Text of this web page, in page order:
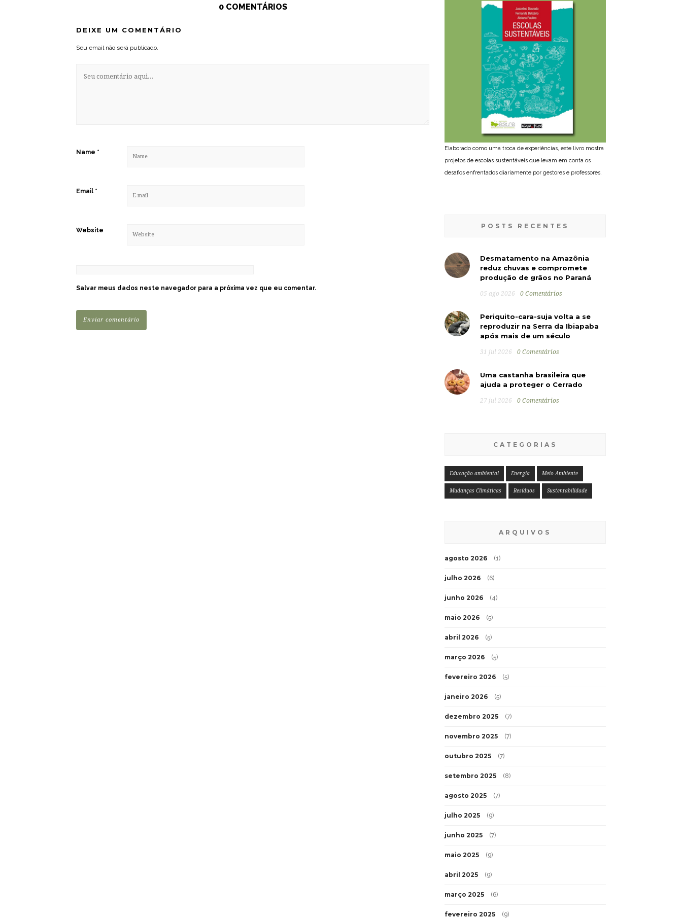
0 COMENTÁRIOS
DEIXE UM COMENTÁRIO
Seu email não será publicado.
Name *
Email *
Website
Salvar meus dados neste navegador para a próxima vez que eu comentar.
Elaborado como uma troca de experiências, este livro mostra
projetos de escolas sustentáveis que levam em conta os
desafios enfrentados diariamente por gestores e professores.
POSTS RECENTES
Desmatamento na Amazônia
reduz chuvas e compromete
produção de grãos no Paraná
05 ago 2026 0 Comentários
Periquito-cara-suja volta a se
reproduzir na Serra da Ibiapaba
após mais de um século
31 jul 2026 0 Comentários
Uma castanha brasileira que
ajuda a proteger o Cerrado
27 jul 2026 0 Comentários
CATEGORIAS
Educação ambiental Energia Meio Ambiente
Mudanças Climáticas Resíduos Sustentabilidade
ARQUIVOS
agosto 2026 (1)
julho 2026 (6)
junho 2026 (4)
maio 2026 (5)
abril 2026 (5)
março 2026 (5)
fevereiro 2026 (5)
janeiro 2026 (5)
dezembro 2025 (7)
novembro 2025 (7)
outubro 2025 (7)
setembro 2025 (8)
agosto 2025 (7)
julho 2025 (9)
junho 2025 (7)
maio 2025 (9)
abril 2025 (9)
março 2025 (6)
fevereiro 2025 (9)